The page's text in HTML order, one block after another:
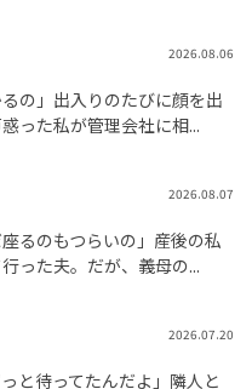
2026.08.06
るの」出入りのたびに顔を出
った私が管理会社に相...
2026.08.07
座るのもつらいの」産後の私
った夫。だが、義母の...
2026.07.20
っと待ってたんだよ」隣人と